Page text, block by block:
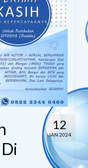
12
JAN 2024